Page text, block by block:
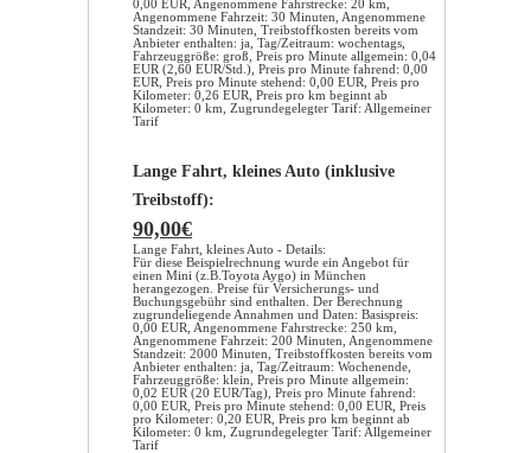
0,00 EUR, Angenommene Fahrstrecke: 20 km,
Angenommene Fahrzeit: 30 Minuten, Angenommene
Standzeit: 30 Minuten, Treibstoffkosten bereits vom
Anbieter enthalten: ja, Tag/Zeitraum: wochentags,
Fahrzeuggröße: groß, Preis pro Minute allgemein: 0,04
EUR (2,60 EUR/Std.), Preis pro Minute fahrend: 0,00
EUR, Preis pro Minute stehend: 0,00 EUR, Preis pro
Kilometer: 0,26 EUR, Preis pro km beginnt ab
Kilometer: 0 km, Zugrundegelegter Tarif: Allgemeiner
Tarif
Lange Fahrt, kleines Auto (inklusive
Treibstoff):
90,00€
Lange Fahrt, kleines Auto - Details:
Für diese Beispielrechnung wurde ein Angebot für
einen Mini (z.B.Toyota Aygo) in München
herangezogen. Preise für Versicherungs- und
Buchungsgebühr sind enthalten. Der Berechnung
zugrundeliegende Annahmen und Daten: Basispreis:
0,00 EUR, Angenommene Fahrstrecke: 250 km,
Angenommene Fahrzeit: 200 Minuten, Angenommene
Standzeit: 2000 Minuten, Treibstoffkosten bereits vom
Anbieter enthalten: ja, Tag/Zeitraum: Wochenende,
Fahrzeuggröße: klein, Preis pro Minute allgemein:
0,02 EUR (20 EUR/Tag), Preis pro Minute fahrend:
0,00 EUR, Preis pro Minute stehend: 0,00 EUR, Preis
pro Kilometer: 0,20 EUR, Preis pro km beginnt ab
Kilometer: 0 km, Zugrundegelegter Tarif: Allgemeiner
Tarif